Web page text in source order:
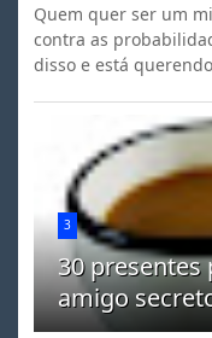
Quem quer ser um
contra as
disso e está
3
30
amigo